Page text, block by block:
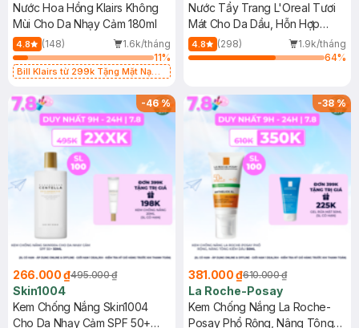
Nước Hoa Hồng Klairs Không
Mùi Cho Da Nhạy Cảm 180ml
4.8 (148)
1.6k/tháng
11%
Bill Klairs từ 299k Tặng Mặt Nạ
25ml (SL Có Hạn)
Nước Tẩy Trang L'Oreal Tươi
Mát Cho Da Dầu, Hỗn Hợp
400ml
4.8 (298)
1.9k/tháng
64%
-46%
266.000 ₫495.000 ₫
Skin1004
Kem Chống Nắng Skin1004
Cho Da Nhạy Cảm SPF 50+
-38%
381.000 ₫610.000 ₫
La Roche-Posay
Kem Chống Nắng La Roche-
Posay Phổ Rộng, Nâng Tông